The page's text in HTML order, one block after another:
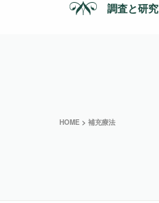
調査と研究
HOME > 補充療法